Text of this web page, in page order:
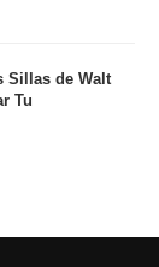
Sillas de Walt
Tu